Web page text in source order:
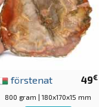
49€
förstenat
800 gram | 180x170x15 mm